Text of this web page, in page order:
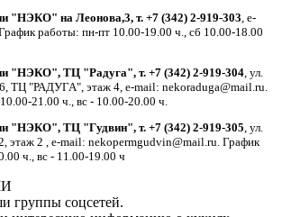
"НЭКО" на Леонова,3, т. +7 (342) 2-919-303, e-
работы: пн-пт 10.00-19.00 ч., сб 10.00-18.00
"НЭКО", ТЦ "Радуга", т. +7 (342) 2-919-304, ул.
6, ТЦ "РАДУГА", этаж 4, e-mail: nekoraduga@mail.ru.
21.00 ч., вс - 10.00-20.00 ч.
"НЭКО", ТЦ "Гудвин", т. +7 (342) 2-919-305, ул.
этаж 2 , e-mail: nekopermgudvin@mail.ru. График
ч., вс - 11.00-19.00 ч
группы соцсетей.